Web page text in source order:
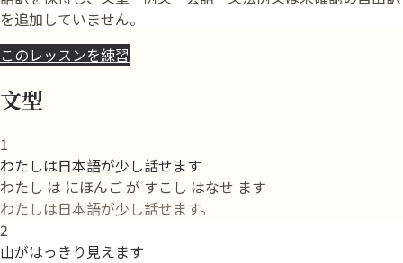
を追加していません。
このレッスンを練習
文型
1
わたしは日本語が少し話せます
わたし は にほんご が すこし はなせ ます
わたしは日本語が少し話せます。
2
山がはっきり見えます